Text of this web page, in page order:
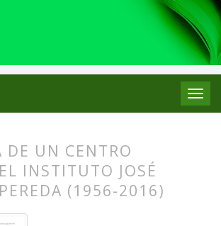
Reseñas bibliográficas
UN CENTRO
INSTITUTO JOSÉ
(1956-2016)